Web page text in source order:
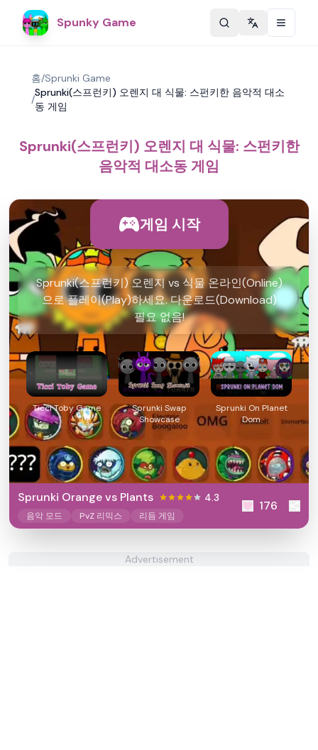
Spunky Game Change
홈/Sprunki Game
/
Sprunki(스프런키) 오렌지 대 식물: 스펀키한 음악적 대소
동 게임
Sprunki(스프런키) 오렌지 대 식물: 스펀키한
음악적 대소동 게임
게임 시작
Sprunki(스프런키) 오렌지 vs 식물 온라인(Online)
으로 플레이(Play)하세요. 다운로드(Download)
필요 없음!
Ticci Toby Game
Sprunki Swap
Showcase
Sprunki On Planet
Dom
Sprunki Orange vs Plants 4.3
음악 모드 PvZ 리믹스 리듬 게임
176
Advertisement